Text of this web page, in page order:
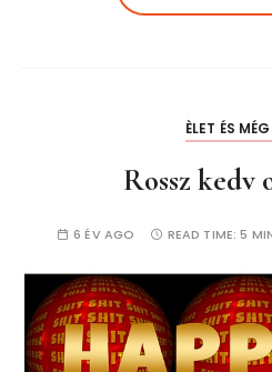
ÈLET ÉS
Rossz kedv
6 ÉV AGO READ TIME:5